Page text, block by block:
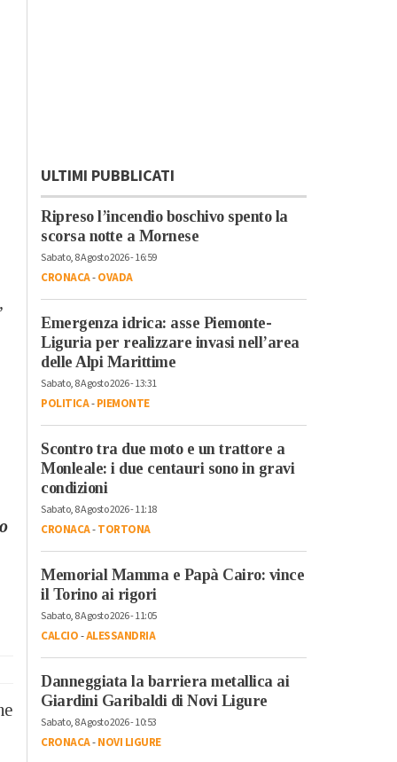
ULTIMI PUBBLICATI
Ripreso l’incendio boschivo spento la
scorsa notte a Mornese
Sabato, 8 Agosto 2026 - 16:59
CRONACA-OVADA
Emergenza idrica: asse Piemonte-
Liguria per realizzare invasi nell’area
delle Alpi Marittime
Sabato, 8 Agosto 2026 - 13:31
POLITICA-PIEMONTE
Scontro tra due moto e un trattore a
Monleale: i due centauri sono in gravi
condizioni
Sabato, 8 Agosto 2026 - 11:18
CRONACA-TORTONA
Memorial Mamma e Papà Cairo: vince
il Torino ai rigori
Sabato, 8 Agosto 2026 - 11:05
CALCIO-ALESSANDRIA
Danneggiata la barriera metallica ai
Giardini Garibaldi di Novi Ligure
Sabato, 8 Agosto 2026 - 10:53
CRONACA-NOVI LIGURE